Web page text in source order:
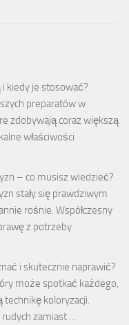
i kiedy je stosować?
preparatów w
zdobywają coraz większą
właściwości
– co musisz wiedzieć?
stały się prawdziwym
rośnie. Współczesny
z potrzeby
i skutecznie naprawić?
może spotkać każdego,
technikę koloryzacji.
rudych zamiast …